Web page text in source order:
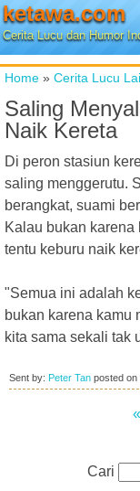
ketawa.com
Cerita Lucu dan Humor
Home » Cerita Lucu
Saling
Naik Kereta
Di peron stasiun
saling menggerutu.
berangkat, suami
Kalau bukan karena
tentu keburu naik
"Semua ini adalah
bukan karena kamu
kita sama sekali tak
Sent by: Peter Tan posted on
Cari